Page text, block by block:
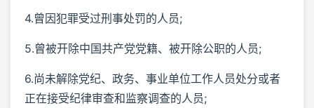
4.曾因犯罪受过刑事处罚的人员;
5.曾被开除中国共产党党籍、被开除公职的人员;
6.尚未解除党纪、政务、事业单位工作人员处分或者
正在接受纪律审查和监察调查的人员;